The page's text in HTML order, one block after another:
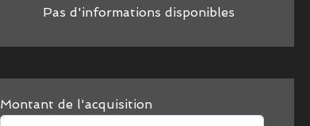
Pas d'informations disponibles
Montant de l'acquisition